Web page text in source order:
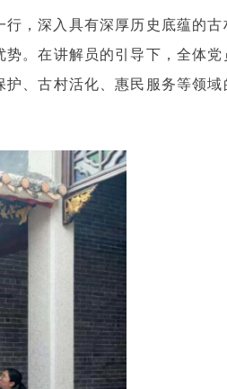
，深入具有深厚历史底蕴的古
。在讲解员的引导下，全体
、古村活化、惠民服务等领